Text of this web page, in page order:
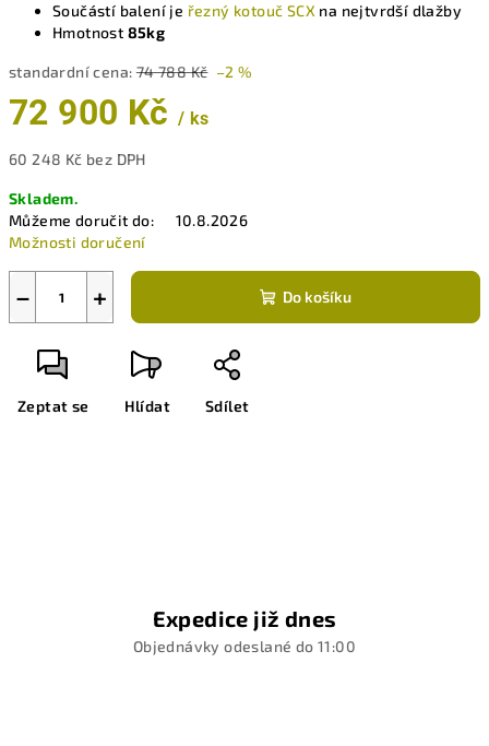
Součástí balení je řezný kotouč SCX na nejtvrdší dlažby
Hmotnost 85kg
standardní cena: 74 788 Kč –2 %
72 900 Kč / ks
60 248 Kč bez DPH
cena:
Skladem.
Můžeme doručit do:
10.8.2026
Možnosti doručení
+
− Do košíku
Zeptat se Hlídat Sdílet
Expedice již dnes
Objednávky odeslané do 11:00